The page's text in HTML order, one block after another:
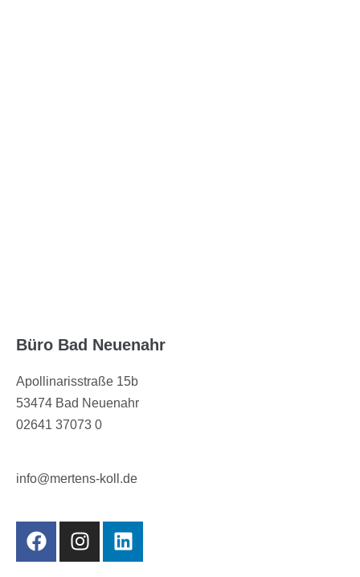
Büro Bad Neuenahr
Apollinarisstraße 15b
53474 Bad Neuenahr
02641 37073 0
info@mertens-koll.de